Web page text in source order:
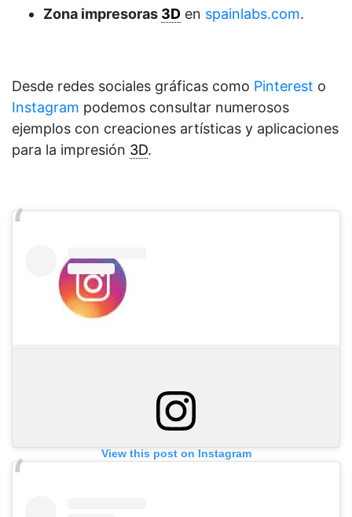
Zona impresoras 3D en spainlabs.com.
Desde redes sociales gráficas como Pinterest o
Instagram podemos consultar numerosos
ejemplos con creaciones artísticas y aplicaciones
para la impresión 3D.
View this post on Instagram